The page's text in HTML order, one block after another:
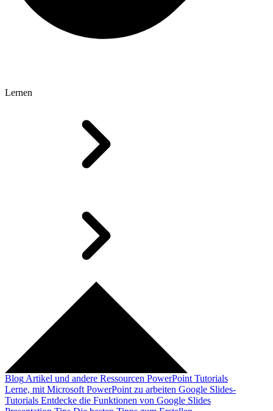
Lernen
Blog Artikel und andere Ressourcen PowerPoint Tutorials
Lerne, mit Microsoft PowerPoint zu arbeiten Google Slides-
Tutorials Entdecke die Funktionen von Google Slides